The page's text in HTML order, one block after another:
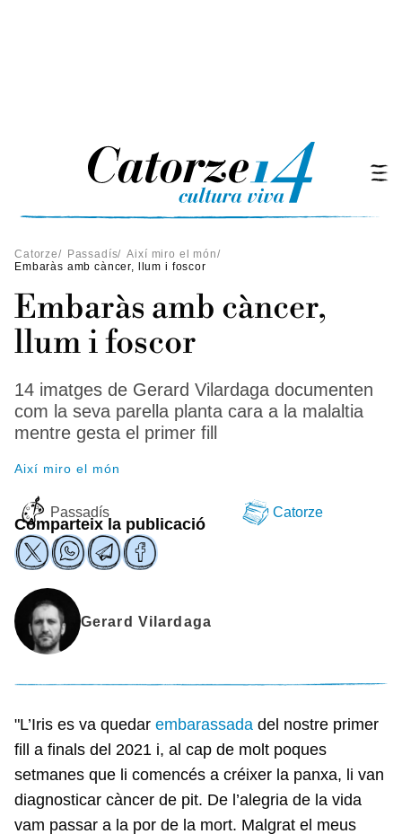
Catorze/ Passadís/ Així miro el món/
Embaràs amb càncer, llum i foscor
Embaràs amb càncer,
llum i foscor
14 imatges de Gerard Vilardaga documenten
com la seva parella planta cara a la malaltia
mentre gesta el primer fill
Així miro el món
Passadís Catorze
Comparteix la publicació
Gerard Vilardaga
"L’Iris es va quedar embarassada del nostre primer
fill a finals del 2021 i, al cap de molt poques
setmanes que li comencés a créixer la panxa, li van
diagnosticar càncer de pit. De l’alegria de la vida
vam passar a la por de la mort. Malgrat el meus